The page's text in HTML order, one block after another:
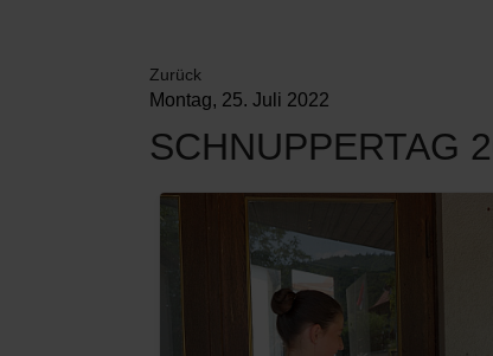
Zurück
Montag, 25. Juli 2022
SCHNUPPERTAG